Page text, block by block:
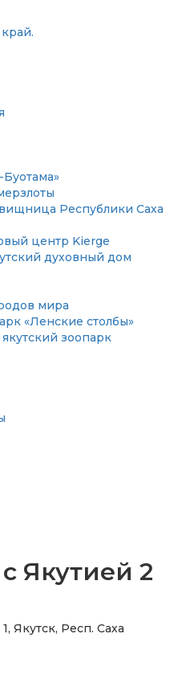
Республики Саха
центр Kierge
духовный дом
мира
«Ленские столбы»
зоопарк
Якутией 2
Якутск, Респ. Саха